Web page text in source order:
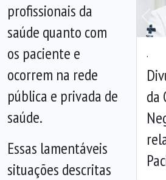
.
da
profissionais da
saúde quanto com
os paciente e
ocorrem na rede
pública e privada de
saúde.
Essas lamentáveis
situações descritas